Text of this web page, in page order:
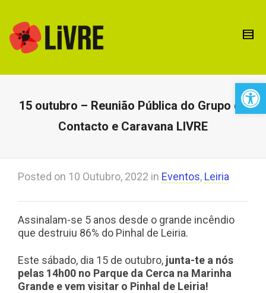
15 outubro – Reunião Pública do Grupo de
Contacto e Caravana LIVRE
Posted on 10 Outubro, 2022 in Eventos, Leiria
Assinalam-se 5 anos desde o grande incêndio
que destruiu 86% do Pinhal de Leiria.
Este sábado, dia 15 de outubro, junta-te a nós
pelas 14h00 no Parque da Cerca na Marinha
Grande e vem visitar o Pinhal de Leiria!